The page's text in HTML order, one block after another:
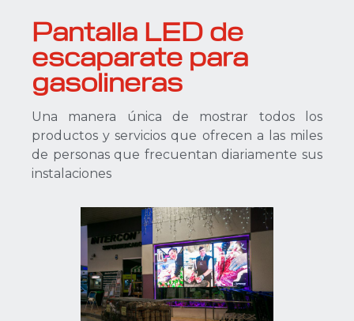
Pantalla LED de
escaparate para
gasolineras
Una manera única de mostrar todos los
productos y servicios que ofrecen a las miles
de personas que frecuentan diariamente sus
instalaciones